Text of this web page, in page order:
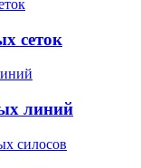
сеток
линий